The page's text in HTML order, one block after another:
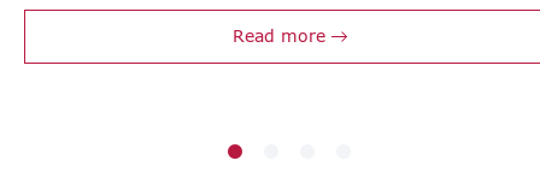
Read more